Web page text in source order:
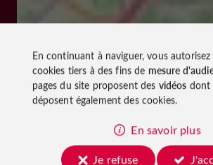
En continuant à naviguer, vous
cookies tiers à des fins de mesure
pages du site proposent des vidéos dont
déposent également des cookies.
En savoir plus
Je refuse